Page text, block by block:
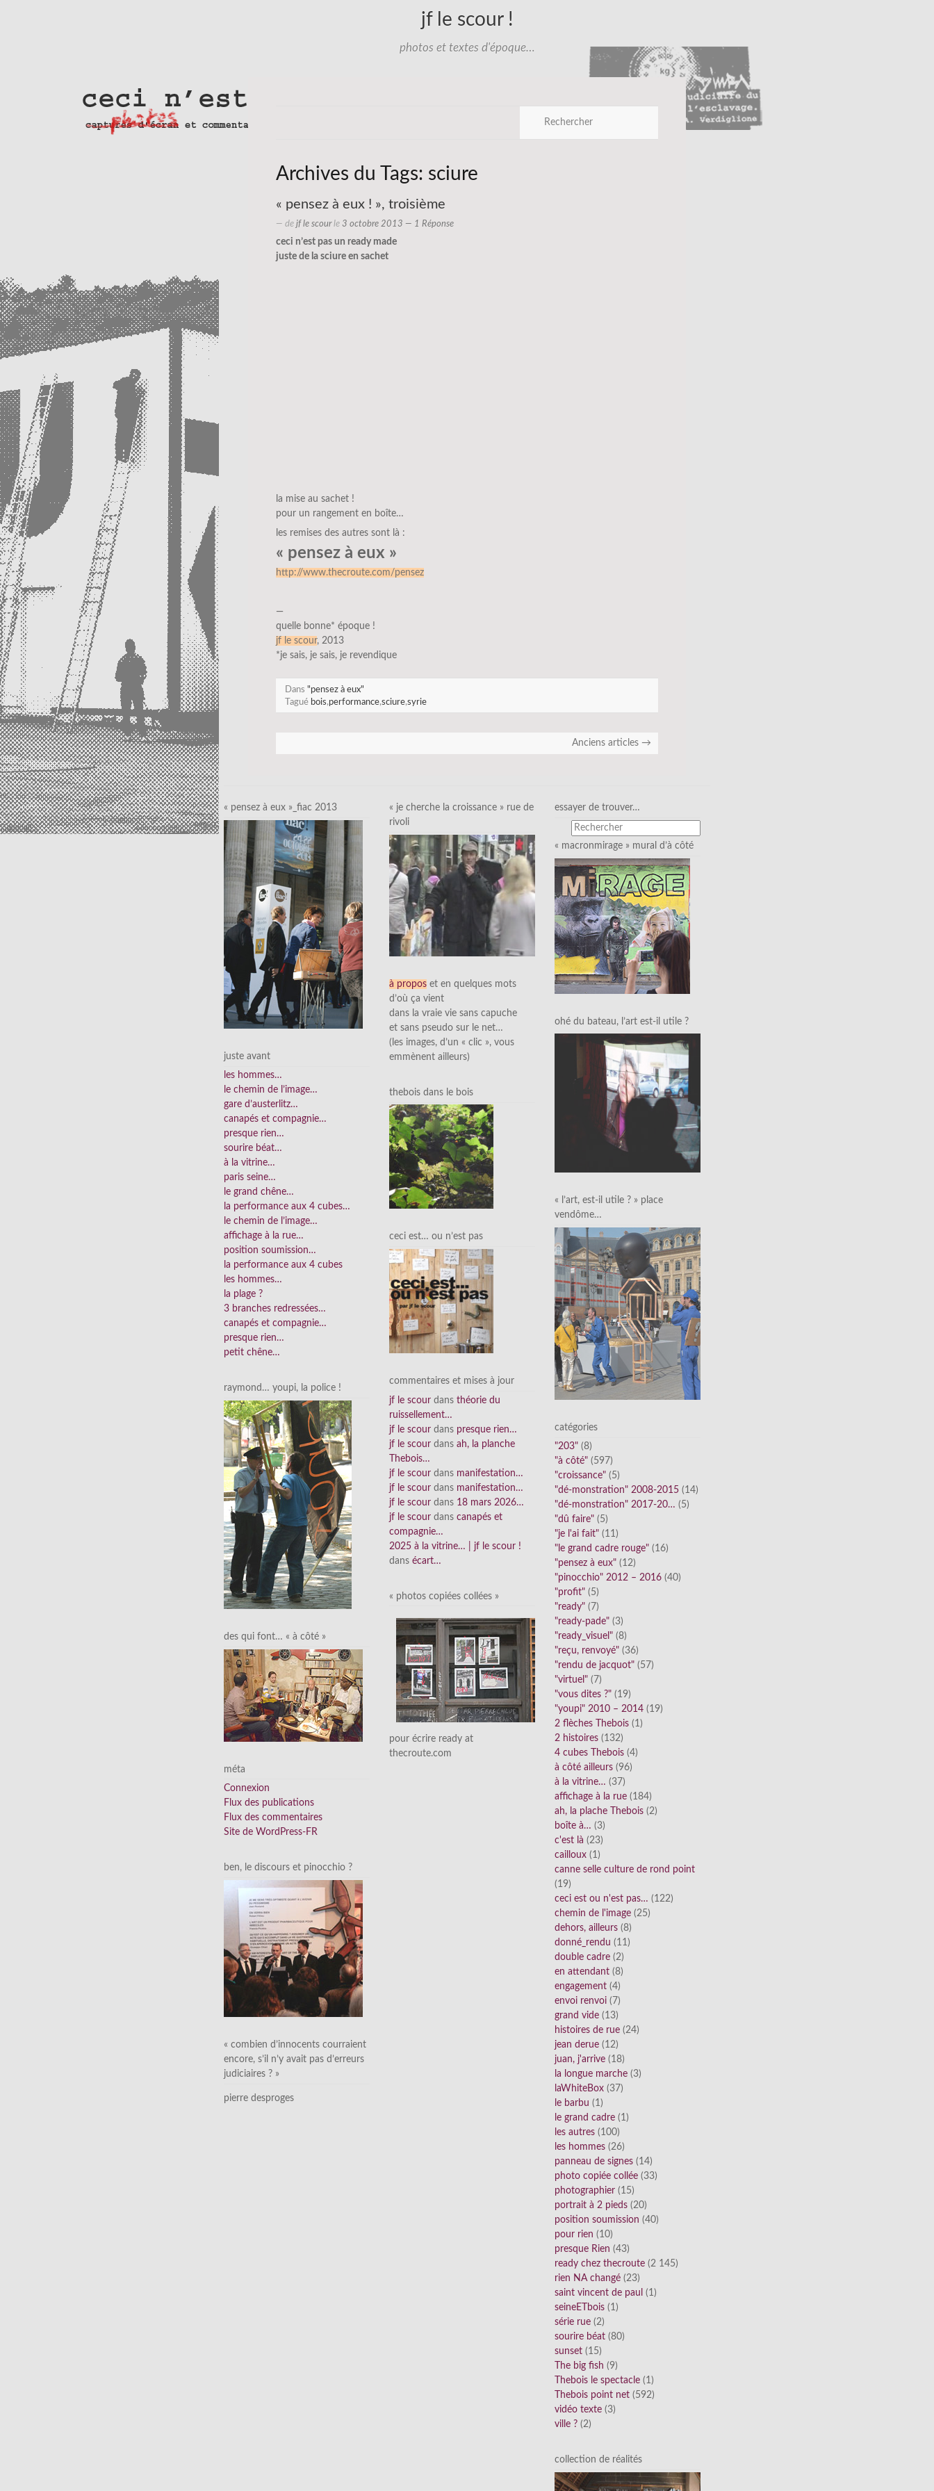
jf le scour !
photos et textes d'époque…
Archives du Tags: sciure
« pensez à eux ! », troisième
— de jf le scourle 3 octobre 2013 — 1 Réponse
ceci n’est pas un ready made
juste de la sciure en sachet
la mise au sachet !
pour un rangement en boîte…
les remises des autres sont là :
« pensez à eux »
http://www.thecroute.com/pensez
—
quelle bonne* époque !
jf le scour, 2013
*je sais, je sais, je revendique
Dans "pensez à eux"
Tagué bois,performance,sciure,syrie
Anciens articles →
« pensez à eux »_fiac 2013
juste avant
les hommes…
le chemin de l’image…
gare d’austerlitz…
canapés et compagnie…
presque rien…
sourire béat…
à la vitrine…
paris seine…
le grand chêne…
la performance aux 4 cubes…
le chemin de l’image…
affichage à la rue…
position soumission…
la performance aux 4 cubes
les hommes…
la plage ?
3 branches redressées…
canapés et compagnie…
presque rien…
petit chêne…
raymond… youpi, la police !
des qui font… « à côté »
méta
Connexion
Flux des publications
Flux des commentaires
Site de WordPress-FR
ben, le discours et pinocchio ?
« combien d’innocents courraient
encore, s’il n’y avait pas d’erreurs
judiciaires ? »
pierre desproges
« je cherche la croissance » rue de
rivoli
à propos et en quelques mots
d’où ça vient
dans la vraie vie sans capuche
et sans pseudo sur le net…
(les images, d’un « clic », vous
emmènent ailleurs)
thebois dans le bois
ceci est… ou n’est pas
commentaires et mises à jour
jf le scour dans théorie du
ruissellement…
jf le scour dans presque rien…
jf le scour dans ah, la planche
Thebois…
jf le scour dans manifestation…
jf le scour dans manifestation…
jf le scour dans 18 mars 2026…
jf le scour dans canapés et
compagnie…
2025 à la vitrine… | jf le scour !
dans écart…
« photos copiées collées »
pour écrire ready at
thecroute.com
essayer de trouver…
« macronmirage » mural d’à côté
ohé du bateau, l’art est-il utile ?
« l’art, est-il utile ? » place
vendôme…
catégories
"203" (8)
"à côté" (597)
"croissance" (5)
"dé-monstration" 2008-2015 (14)
"dé-monstration" 2017-20… (5)
"dû faire" (5)
"je l'ai fait" (11)
"le grand cadre rouge" (16)
"pensez à eux" (12)
"pinocchio" 2012 – 2016 (40)
"profit" (5)
"ready" (7)
"ready-pade" (3)
"ready_visuel" (8)
"reçu, renvoyé" (36)
"rendu de jacquot" (57)
"virtuel" (7)
"vous dites ?" (19)
"youpi" 2010 – 2014 (19)
2 flèches Thebois (1)
2 histoires (132)
4 cubes Thebois (4)
à côté ailleurs (96)
à la vitrine… (37)
affichage à la rue (184)
ah, la plache Thebois (2)
boîte à… (3)
c'est là (23)
cailloux (1)
canne selle culture de rond point
(19)
ceci est ou n'est pas… (122)
chemin de l'image (25)
dehors, ailleurs (8)
donné_rendu (11)
double cadre (2)
en attendant (8)
engagement (4)
envoi renvoi (7)
grand vide (13)
histoires de rue (24)
jean derue (12)
juan, j'arrive (18)
la longue marche (3)
laWhiteBox (37)
le barbu (1)
le grand cadre (1)
les autres (100)
les hommes (26)
panneau de signes (14)
photo copiée collée (33)
photographier (15)
portrait à 2 pieds (20)
position soumission (40)
pour rien (10)
presque Rien (43)
ready chez thecroute (2 145)
rien NA changé (23)
saint vincent de paul (1)
seineETbois (1)
série rue (2)
sourire béat (80)
sunset (15)
The big fish (9)
Thebois le spectacle (1)
Thebois point net (592)
vidéo texte (3)
ville ? (2)
collection de réalités